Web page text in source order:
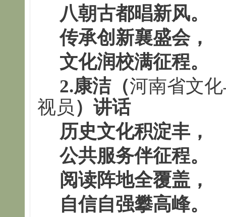
八朝古都晿新风。
传承创新襄盛会
文化润校满征程。
2.康洁（河南省文
视员 ）讲话
历史文化积淀丰，
公共服务伴征程。
阅读阵地全覆盖，
自信自强攀高峰。